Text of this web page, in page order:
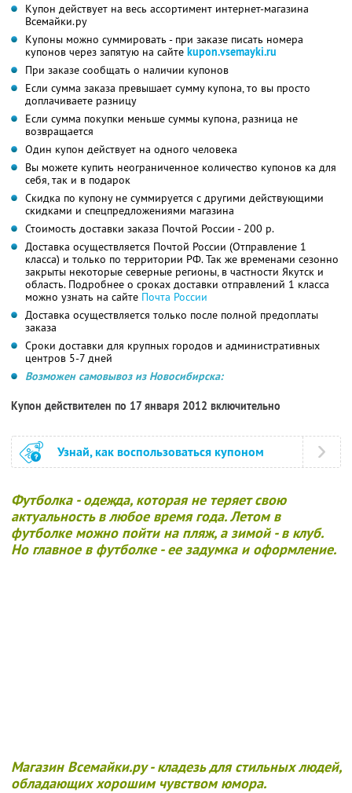
Купон действует на весь ассортимент интернет-магазина
Всемайки.ру
Купоны можно суммировать - при заказе писать номера
купонов через запятую на сайте kupon.vsemayki.ru
При заказе сообщать о наличии купонов
Если сумма заказа превышает сумму купона, то вы просто
доплачиваете разницу
Если сумма покупки меньше суммы купона, разница не
возвращается
Один купон действует на одного человека
Вы можете купить неограниченное количество купонов ка для
себя, так и в подарок
Скидка по купону не суммируется с другими действующими
скидками и спецпредложениями магазина
Стоимость доставки заказа Почтой России - 200 р.
Доставка осуществляется Почтой России (Отправление 1
класса) и только по территории РФ. Так же временами сезонно
закрыты некоторые северные регионы, в частности Якутск и
область. Подробнее о сроках доставки отправлений 1 класса
можно узнать на сайте Почта России
Доставка осуществляется только после полной предоплаты
заказа
Сроки доставки для крупных городов и административных
центров 5-7 дней
Возможен самовывоз из Новосибирска:
Купон действителен по 17 января 2012 включительно
Узнай, как воспользоваться купоном
Футболка - одежда, которая не теряет свою
актуальность в любое время года. Летом в
футболке можно пойти на пляж, а зимой - в клуб.
Но главное в футболке - ее задумка и оформление.
Магазин Всемайки.ру - кладезь для стильных людей,
обладающих хорошим чувством юмора.